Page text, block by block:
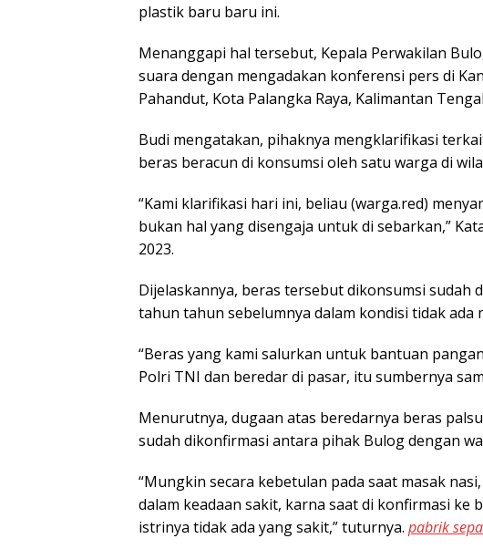
plastik baru baru ini.
Menanggapi hal tersebut, Kepala Perwakilan
suara dengan mengadakan konferensi pers di
Pahandut, Kota Palangka Raya, Kalimantan
Budi mengatakan, pihaknya mengklarifikasi
beras beracun di konsumsi oleh satu warga di
“Kami klarifikasi hari ini, beliau (warga.red)
bukan hal yang disengaja untuk di sebarkan,”
2023.
Dijelaskannya, beras tersebut dikonsumsi sudah
tahun tahun sebelumnya dalam kondisi tidak ada
“Beras yang kami salurkan untuk bantuan
Polri TNI dan beredar di pasar, itu sumbernya
Menurutnya, dugaan atas beredarnya beras
sudah dikonfirmasi antara pihak Bulog dengan
“Mungkin secara kebetulan pada saat masak
dalam keadaan sakit, karna saat di konfirmasi ke
istrinya tidak ada yang sakit,” tuturnya. pabrik